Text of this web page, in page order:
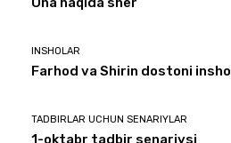
INSHOLAR
Farhod va Shirin dostoni insho
TADBIRLAR UCHUN SENARIYLAR
1-oktabr tadbir senariysi